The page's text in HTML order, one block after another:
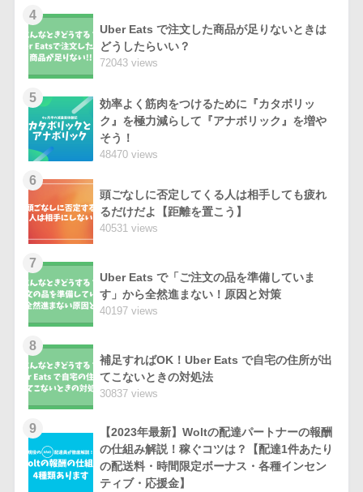
4
Uber Eats で注文した商品が足りないときは
どうしたらいい？
72043 views
5
効率よく筋肉をつけるために『カタボリッ
ク』を極力減らして『アナボリック』を増や
そう！
48470 views
6
頭ごなしに否定してくる人は相手しても疲れ
るだけだよ【距離を置こう】
40531 views
7
Uber Eats で「ご注文の品を準備していま
す」から全然進まない！原因と対策
40197 views
8
補足すればOK！Uber Eats で自宅の住所が出
てこないときの対処法
30837 views
9
【2023年最新】Woltの配達パートナーの報酬
の仕組み解説！稼ぐコツは？【配達1件あたり
の配送料・時間限定ボーナス・各種インセン
ティブ・応援金】